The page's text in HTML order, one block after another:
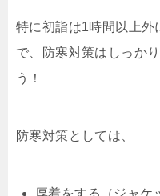
特に初詣は1時間以上外
で、防寒対策はしっか
う！
防寒対策としては、
厚着をする（ジャケ